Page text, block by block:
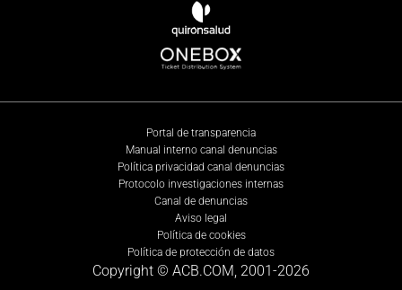
Portal de transparencia
Manual interno canal denuncias
Política privacidad canal denuncias
Protocolo investigaciones internas
Canal de denuncias
Aviso legal
Política de cookies
Política de protección de datos
Copyright © ACB.COM, 2001-2026